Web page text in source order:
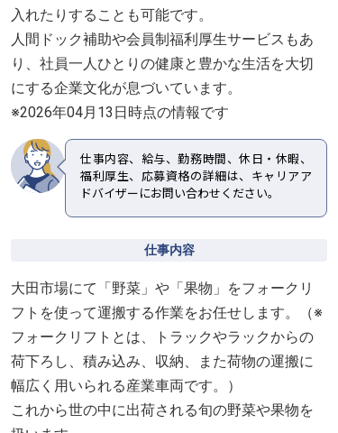
入れたりすることも可能です。
人間ドック補助や会員制福利厚生サービスもあ
り、社員一人ひとりの健康と豊かな生活を大切
にする企業文化が息づいています。
※2026年04月13日時点の情報です
仕事内容、給与、勤務時間、休日・休暇、
福利厚生、応募資格の詳細は、キャリアア
ドバイザーにお問い合わせください。
仕事内容
大田市場にて「野菜」や「果物」をフォークリ
フトを使って運搬する作業をお任せします。（※
フォークリフトとは、トラックやラックからの
荷下ろし、積み込み、収納、また荷物の運搬に
幅広く用いられる産業車両です。）
これから世の中に出荷される旬の野菜や果物を